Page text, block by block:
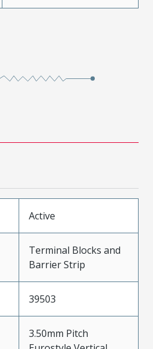
Active
Terminal Blocks and
Barrier Strip
39503
3.50mm Pitch